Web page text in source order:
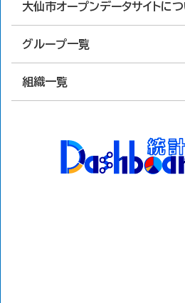
大仙市オープンデータサイトに
グループ一覧
組織一覧